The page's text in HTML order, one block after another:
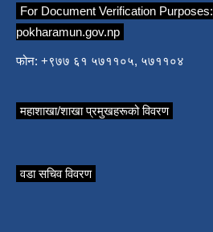
For Document Verification Purposes:
pokharamun.gov.np
फोन: +९७७ ६१ ५७११०५, ५७११०४
महाशाखा/शाखा प्रमुखहरूको विवरण
वडा सचिव विवरण